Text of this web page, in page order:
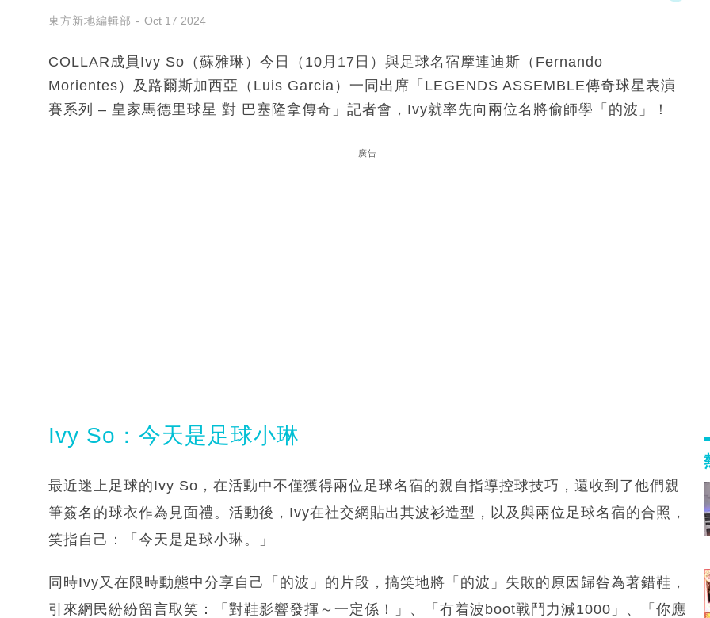
東方新地編輯部 Oct 17 2024
COLLAR成員Ivy So（蘇雅琳）今日（10月17日）與足球名宿摩連迪斯（Fernando
Morientes）及路爾斯加西亞（Luis Garcia）一同出席「LEGENDS ASSEMBLE傳奇球星表演
賽系列 – 皇家馬德里球星 對 巴塞隆拿傳奇」記者會，Ivy就率先向兩位名將偷師學「的波」！
廣告
Ivy So：今天是足球小琳
最近迷上足球的Ivy So，在活動中不僅獲得兩位足球名宿的親自指導控球技巧，還收到了他們親
筆簽名的球衣作為見面禮。活動後，Ivy在社交網貼出其波衫造型，以及與兩位足球名宿的合照，
笑指自己：「今天是足球小琳。」
同時Ivy又在限時動態中分享自己「的波」的片段，搞笑地將「的波」失敗的原因歸咎為著錯鞋，
引來網民紛紛留言取笑：「對鞋影響發揮～一定係！」、「冇着波boot戰鬥力減1000」、「你應